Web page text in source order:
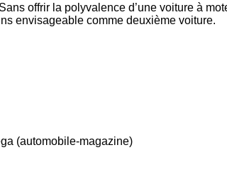
offrir la polyvalence d’une voiture à
envisageable comme deuxième voiture.
(automobile-magazine)